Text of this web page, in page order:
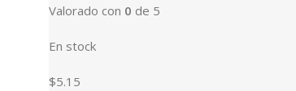
Valorado con 0 de 5
En stock
$5.15